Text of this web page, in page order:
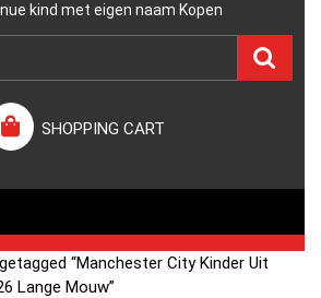
kind met eigen naam Kopen
SHOPPING CART
“Manchester City Kinder Uit
Lange Mouw”